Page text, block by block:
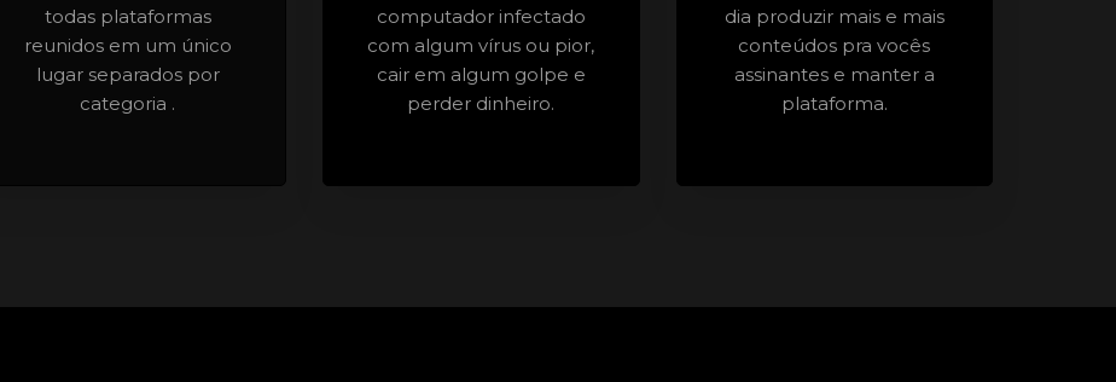
todas plataformas
reunidos em um único
lugar separados por
categoria .
computador infectado
com algum vírus ou pior,
cair em algum golpe e
perder dinheiro.
dia produzir mais e mais
conteúdos pra vocês
assinantes e manter a
plataforma.